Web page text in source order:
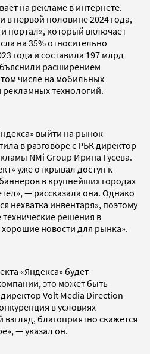
на рекламе в интернете.
в первой половине 2024 года,
портал», который включает
на 35% относительно
года и составила 197 млрд
расширением
числе на мобильных
технологий.
выйти на рынок
в разговоре с РБК директор
NMi Group Ирина Гусева.
уже открывал доступ к
в крупнейших городах
— рассказала она. Однако
нехватка инвентаря», поэтому
решения в
новости для рынка».
«Яндекса» будет
это может быть
Volt Media Direction
в условиях
благоприятно скажется
— указал он.